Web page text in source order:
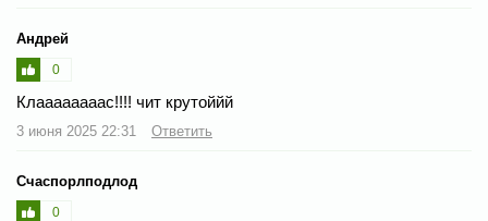
Андрей
0
Клаааааааас!!!! чит крутоййй
3 июня 2025 22:31 Ответить
Счаспорлподлод
0